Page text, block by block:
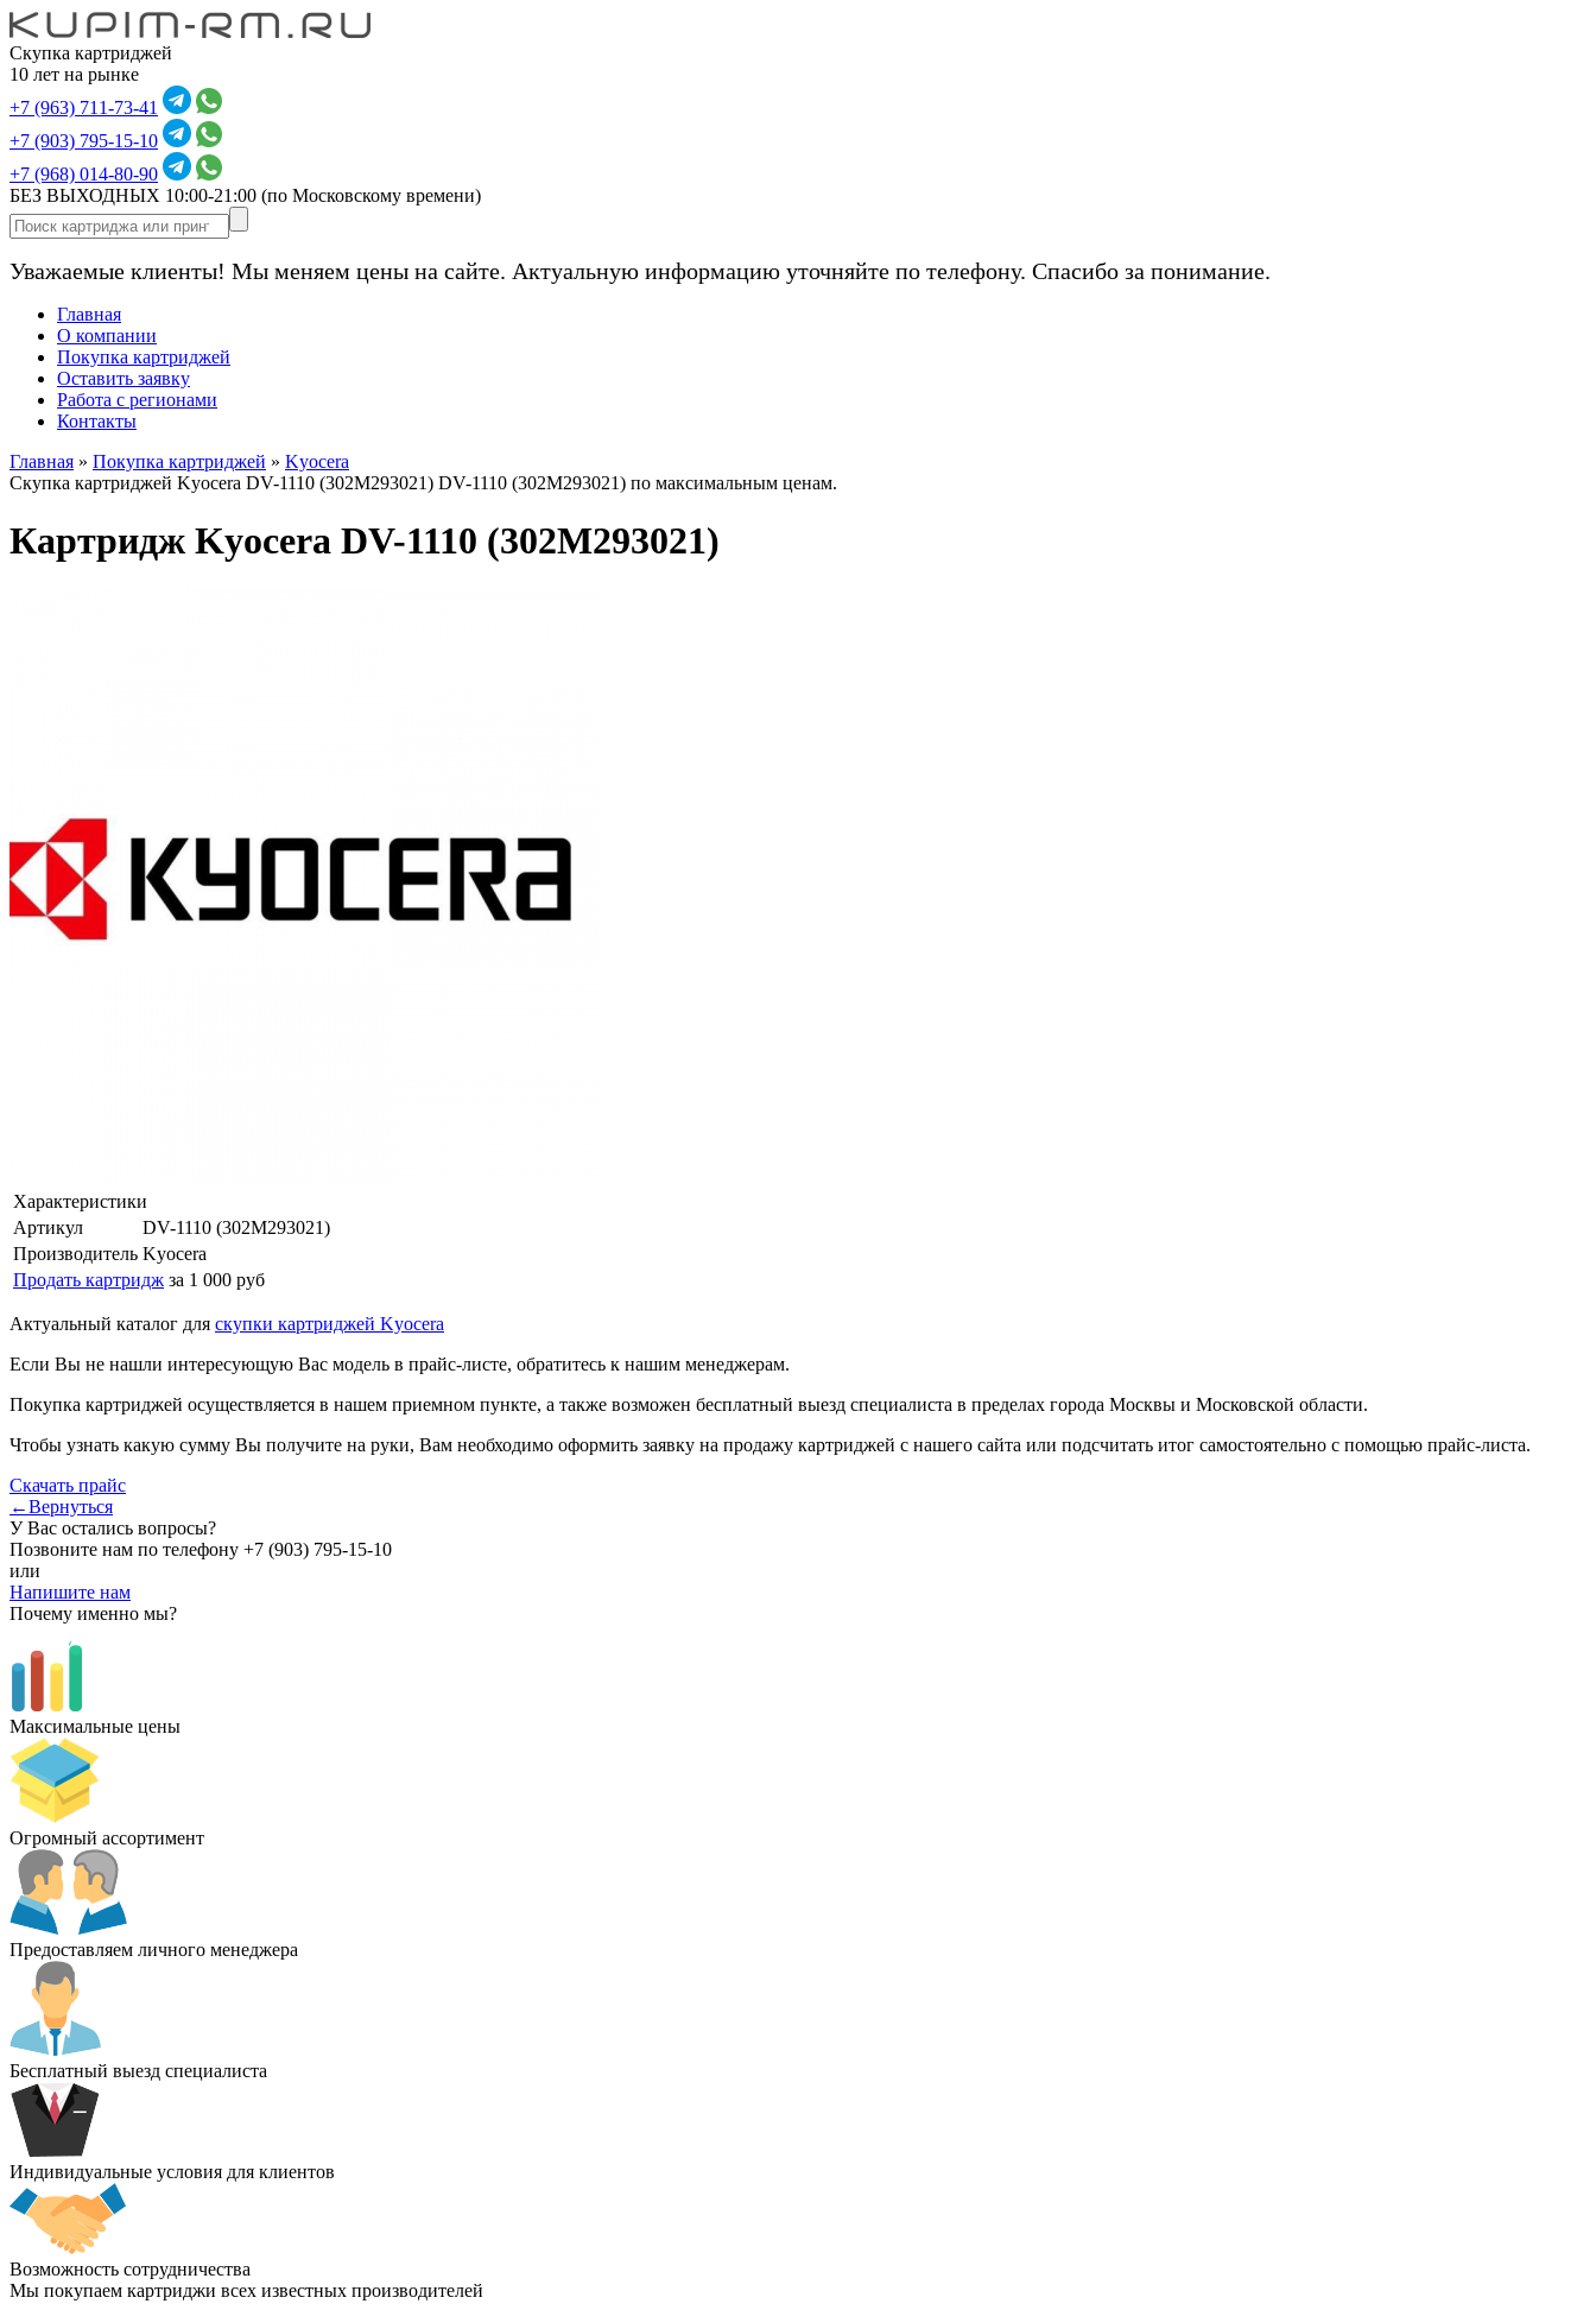
Скупка картриджей
10 лет на рынке
+7 (963) 711-73-41
+7 (903) 795-15-10
+7 (968) 014-80-90
БЕЗ ВЫХОДНЫХ 10:00-21:00 (по Московскому времени)
Уважаемые клиенты! Мы меняем цены на сайте. Актуальную информацию уточняйте по телефону. Спасибо за понимание.
Главная
О компании
Покупка картриджей
Оставить заявку
Работа с регионами
Контакты
Главная » Покупка картриджей » Kyocera
Скупка картриджей Kyocera DV-1110 (302M293021) DV-1110 (302M293021) по максимальным ценам.
Картридж Kyocera DV-1110 (302M293021)
Характеристики
Артикул
DV-1110 (302M293021)
Производитель Kyocera
Продать картридж за 1 000 руб
Актуальный каталог для скупки картриджей Kyocera
Если Вы не нашли интересующую Вас модель в прайс-листе, обратитесь к нашим менеджерам.
Покупка картриджей осуществляется в нашем приемном пункте, а также возможен бесплатный выезд специалиста в пределах города Москвы и Московской области.
Чтобы узнать какую сумму Вы получите на руки, Вам необходимо оформить заявку на продажу картриджей с нашего сайта или подсчитать итог самостоятельно с помощью прайс-листа.
Скачать прайс
←Вернуться
У Вас остались вопросы?
Позвоните нам по телефону +7 (903) 795-15-10
или
Напишите нам
Почему именно мы?
Максимальные цены
Огромный ассортимент
Предоставляем личного менеджера
Бесплатный выезд специалиста
Индивидуальные условия для клиентов
Возможность сотрудничества
Мы покупаем картриджи всех известных производителей